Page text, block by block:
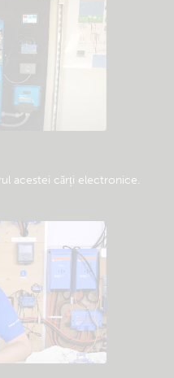
a comunității
documentație
acestei cărți electronice.